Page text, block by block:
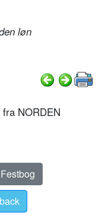
løn
NORDEN